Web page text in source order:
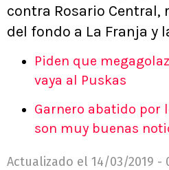
contra Rosario Central,
del fondo a La Franja y
Piden que
vaya al Puskas
Garnero abatido por
son muy buenas
Actualizado el 14/03/2019 -